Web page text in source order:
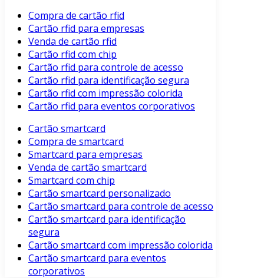
Compra de cartão rfid
Cartão rfid para empresas
Venda de cartão rfid
Cartão rfid com chip
Cartão rfid para controle de acesso
Cartão rfid para identificação segura
Cartão rfid com impressão colorida
Cartão rfid para eventos corporativos
Cartão smartcard
Compra de smartcard
Smartcard para empresas
Venda de cartão smartcard
Smartcard com chip
Cartão smartcard personalizado
Cartão smartcard para controle de acesso
Cartão smartcard para identificação
segura
Cartão smartcard com impressão colorida
Cartão smartcard para eventos
corporativos